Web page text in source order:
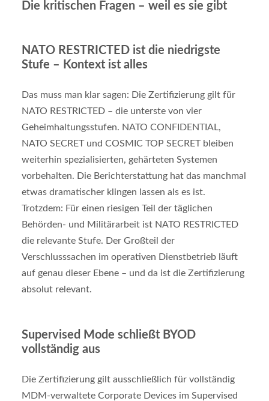
Die kritischen Fragen – weil es sie gibt
NATO RESTRICTED ist die niedrigste
Stufe – Kontext ist alles
Das muss man klar sagen: Die Zertifizierung gilt für
NATO RESTRICTED – die unterste von vier
Geheimhaltungsstufen. NATO CONFIDENTIAL,
NATO SECRET und COSMIC TOP SECRET bleiben
weiterhin spezialisierten, gehärteten Systemen
vorbehalten. Die Berichterstattung hat das manchmal
etwas dramatischer klingen lassen als es ist.
Trotzdem: Für einen riesigen Teil der täglichen
Behörden- und Militärarbeit ist NATO RESTRICTED
die relevante Stufe. Der Großteil der
Verschlusssachen im operativen Dienstbetrieb läuft
auf genau dieser Ebene – und da ist die Zertifizierung
absolut relevant.
Supervised Mode schließt BYOD
vollständig aus
Die Zertifizierung gilt ausschließlich für vollständig
MDM-verwaltete Corporate Devices im Supervised